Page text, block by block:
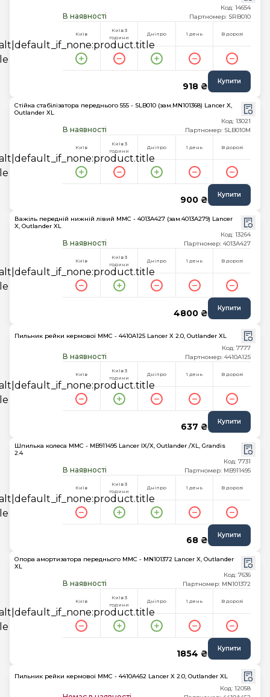
В наявності
Код: 14654
Партномер: SRB010
Київ
Київ 3
години
Дніпро 1 день В дорозі
918 ₴ Купити
Стійка стабілізатора переднього 555 - SLB010 (зам.MN101368) Lancer X,
Outlander XL
В наявності
Код: 13021
Партномер: SLB010M
Київ
Київ 3
години
Дніпро 1 день В дорозі
900 ₴ Купити
Важіль передній нижній лівий MMC - 4013A427 (зам.4013A279) Lancer
X, Outlander XL
В наявності
Код: 13264
Партномер: 4013A427
Київ
Київ 3
години
Дніпро 1 день В дорозі
4800 ₴ Купити
Пильник рейки кермової MMC - 4410A125 Lancer X 2.0, Outlander XL
В наявності
Код: 7777
Партномер: 4410A125
Київ
Київ 3
години
Дніпро 1 день В дорозі
637 ₴ Купити
Шпилька колеса MMC - MB911495 Lancer IX/X, Outlander /XL, Grandis
2.4
В наявності
Код: 7731
Партномер: MB911495
Київ
Київ 3
години
Дніпро 1 день В дорозі
68 ₴ Купити
Опора амортизатора переднього MMC - MN101372 Lancer X, Outlander
XL
В наявності
Код: 7636
Партномер: MN101372
Київ
Київ 3
години
Дніпро 1 день В дорозі
1854 ₴ Купити
Пильник рейки кермової MMC - 4410A452 Lancer X 2.0, Outlander XL
Код: 12058